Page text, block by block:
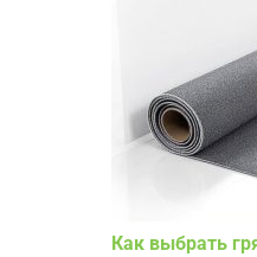
Как выбрать